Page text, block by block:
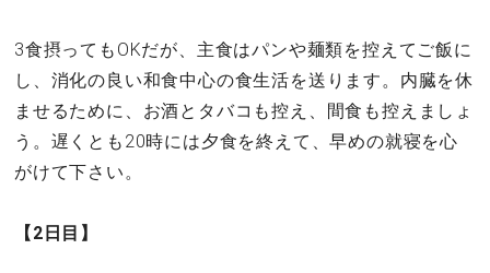
3食摂ってもOKだが、主食はパンや麺類を控えてご飯に
し、消化の良い和食中心の食生活を送ります。内臓を休
ませるために、お酒とタバコも控え、間食も控えましょ
う。遅くとも20時には夕食を終えて、早めの就寝を心
がけて下さい。
【2日目】